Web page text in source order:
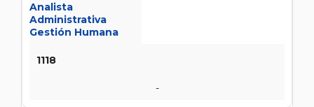
Analista
Administrativa
Gestión Humana
1118
-